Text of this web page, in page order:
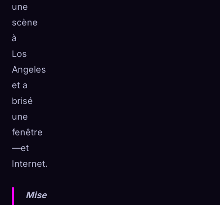
une
scène
à
Los
Angeles
et a
brisé
une
fenêtre
—et
Internet.
Mise